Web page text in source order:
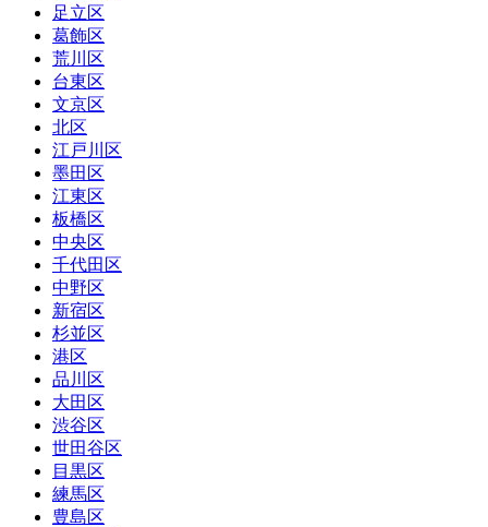
足立区
葛飾区
荒川区
台東区
文京区
北区
江戸川区
墨田区
江東区
板橋区
中央区
千代田区
中野区
新宿区
杉並区
港区
品川区
大田区
渋谷区
世田谷区
目黒区
練馬区
豊島区